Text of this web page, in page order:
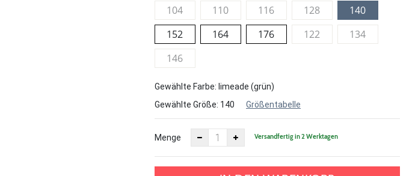
104 110 116 128
140
152
164 176 122
134
146
Gewählte Farbe: limeade (grün)
Gewählte Größe: 140 Größentabelle
Menge Versandfertig in 2 Werktagen